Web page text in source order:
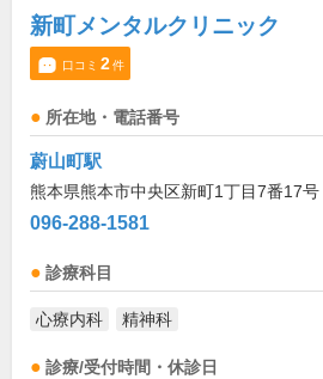
新町メンタルクリニック
口コミ 2件
所在地・電話番号
蔚山町駅
熊本県熊本市中央区新町1丁目7番17号
096-288-1581
診療科目
心療内科 精神科
診療/受付時間・休診日